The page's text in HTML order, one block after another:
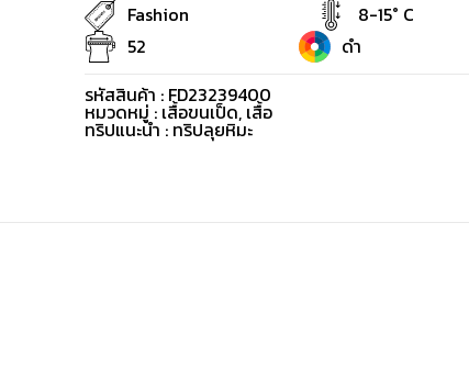
Fashion 8-15° C
52
ดำ
รหัสสินค้า : FD23239400
หมวดหมู่ : เสื้อขนเป็ด, เสื้อ
ทริปแนะนำ : ทริปลุยหิมะ